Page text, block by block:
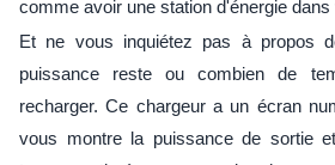
comme avoir une station d'énergie
Et ne vous inquiétez pas à propos
puissance reste ou combien de
recharger. Ce chargeur a un écran
vous montre la puissance de sortie